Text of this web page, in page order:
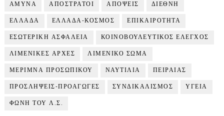
ΑΜΥΝΑ ΑΠΟΣΤΡΑΤΟΙ ΑΠΟΨΕΙΣ ΔΙΕΘΝΗ
ΕΛΛΑΔΑ ΕΛΛΑΔΑ-ΚΟΣΜΟΣ ΕΠΙΚΑΙΡΟΤΗΤΑ
ΕΣΩΤΕΡΙΚΗ ΑΣΦΑΛΕΙΑ ΚΟΙΝΟΒΟΥΛΕΥΤΙΚΟΣ ΕΛΕΓΧΟΣ
ΛΙΜΕΝΙΚΕΣ ΑΡΧΕΣ ΛΙΜΕΝΙΚΟ ΣΩΜΑ
ΜΕΡΙΜΝΑ ΠΡΟΣΩΠΙΚΟΥ ΝΑΥΤΙΛΙΑ ΠΕΙΡΑΙΑΣ
ΠΡΟΣΛΗΨΕΙΣ-ΠΡΟΑΓΩΓΕΣ ΣΥΝΔΙΚΑΛΙΣΜΟΣ ΥΓΕΙΑ
ΦΩΝΗ ΤΟΥ Λ.Σ.